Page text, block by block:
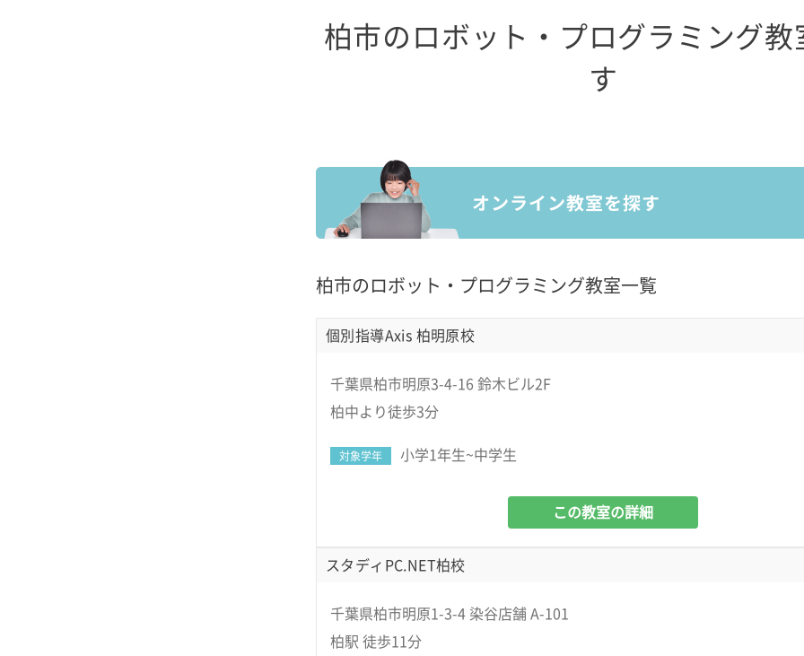
柏市のロボット・プログラミング教
す
柏市のロボット・プログラミング教室一覧
個別指導Axis 柏明原校
千葉県柏市明原3-4-16 鈴木ビル2F
柏中より徒歩3分
対象学年 小学1年生~中学生
この教室の詳細
スタディPC.NET柏校
千葉県柏市明原1-3-4 染谷店舗 A-101
柏駅 徒歩11分